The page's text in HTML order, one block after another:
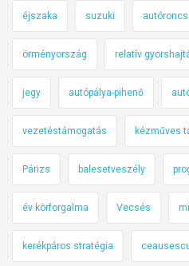
éjszaka suzuki autóroncs
örményország relatív
jegy autópálya-pihenő
vezetéstámogatás kézműves
Párizs balesetveszély
év körforgalma Vecsés
kerékpáros stratégia